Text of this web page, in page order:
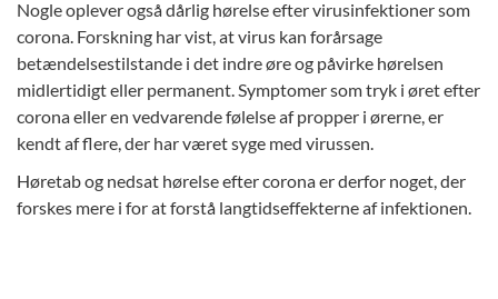
Nogle oplever også dårlig hørelse efter virusinfektioner som
corona. Forskning har vist, at virus kan forårsage
betændelsestilstande i det indre øre og påvirke hørelsen
midlertidigt eller permanent. Symptomer som tryk i øret efter
corona eller en vedvarende følelse af propper i ørerne, er
kendt af flere, der har været syge med virussen.
Høretab og nedsat hørelse efter corona er derfor noget, der
forskes mere i for at forstå langtidseffekterne af infektionen.